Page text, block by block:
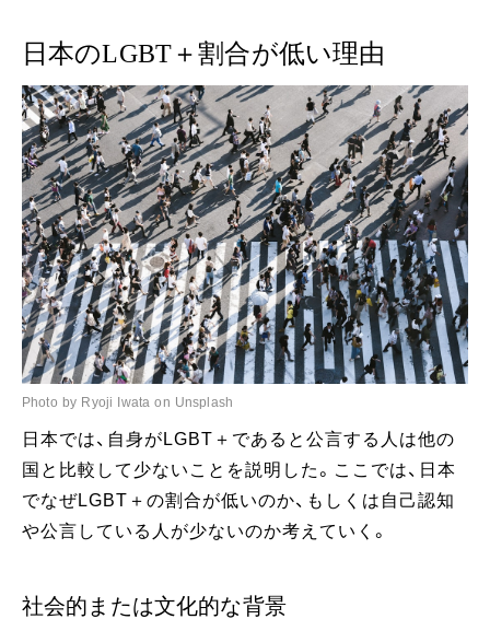
日本のLGBT＋割合が低い理由
Photo by Ryoji Iwata on Unsplash
日本では、自身がLGBT＋であると公言する人は他の
国と比較して少ないことを説明した。ここでは、日本
でなぜLGBT＋の割合が低いのか、もしくは自己認知
や公言している人が少ないのか考えていく。
社会的または文化的な背景